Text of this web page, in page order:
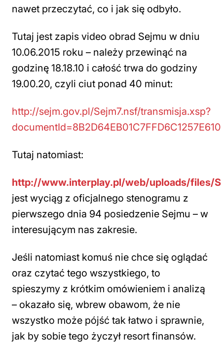
nawet przeczytać, co i jak się odbyło.
Tutaj jest zapis video obrad Sejmu w dniu
10.06.2015 roku – należy przewinąć na
godzinę 18.18.10 i całość trwa do godziny
19.00.20, czyli ciut ponad 40 minut:
http://sejm.gov.pl/Sejm7.nsf/transmisja.xsp?
Tutaj natomiast:
http://www.interplay.pl/web/uploads/files/
jest wyciąg z oficjalnego stenogramu z
pierwszego dnia 94 posiedzenie Sejmu – w
interesującym nas zakresie.
Jeśli natomiast komuś nie chce się oglądać
oraz czytać tego wszystkiego, to
spieszymy z krótkim omówieniem i analizą
– okazało się, wbrew obawom, że nie
wszystko może pójść tak łatwo i sprawnie,
jak by sobie tego życzył resort finansów.